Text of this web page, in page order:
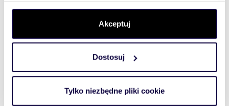
Gromadzić dane dotyczące Twojej lokalizacji
geograficznej z dokładnością nawet do kilku metrów
Identyfikować Twoje urządzenie, aktywnie analizując
czyli wirtualny odcisk palca)
Dowiedz się więcej odnośnie tego, jak Twoje osobiste
dane są przetwarzane oraz ustaw własne preferencje w
Akceptuj
Dostosuj
Tylko niezbędne pliki cookie